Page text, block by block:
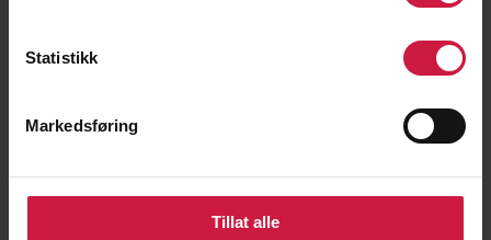
Statistikk
Markedsføring
Tillat alle